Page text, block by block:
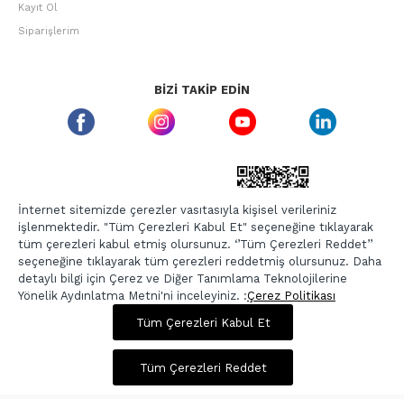
1.375,00 TL 5.499,00 TL
Sepette %20 İndirim
Kayıt Ol
Siparişlerim
BIZI TAKIP EDIN
ETBIS GÜVEN DAMGASI
Copyright © 2026, Berr-In.com, Tüm Hakları Saklıdır.
Tüm Çerezleri Kabul Et
İnternet sitemizde çerezler vasıtasıyla kişisel verileriniz
işlenmektedir. "Tüm Çerezleri Kabul Et" seçeneğine tıklayarak
tüm çerezleri kabul etmiş olursunuz. ‘’Tüm Çerezleri Reddet’’
seçeneğine tıklayarak tüm çerezleri reddetmiş olursunuz. Daha
detaylı bilgi için Çerez ve Diğer Tanımlama Teknolojilerine
Yönelik Aydınlatma Metni'ni inceleyiniz. :Çerez Politikası
Tüm Çerezleri Reddet